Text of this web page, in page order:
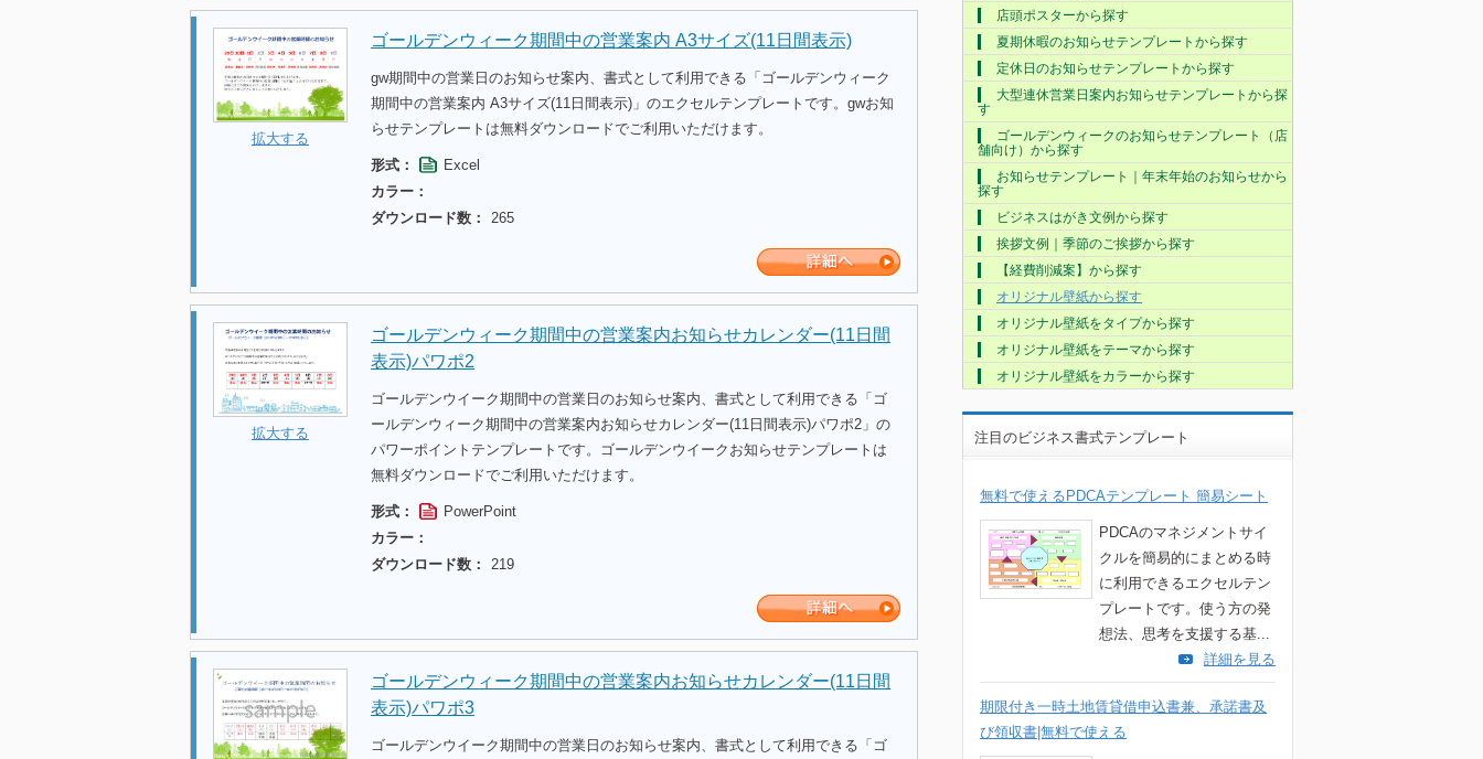
拡大する
ゴールデンウィーク期間中の営業案内 A3サイズ(11日間表示)
gw期間中の営業日のお知らせ案内、書式として利用できる「ゴールデンウィーク
期間中の営業案内 A3サイズ(11日間表示)」のエクセルテンプレートです。gwお知
らせテンプレートは無料ダウンロードでご利用いただけます。
形式：
Excel
カラー：
ダウンロード数：
265
拡大する
ゴールデンウィーク期間中の営業案内お知らせカレンダー(11日間
表示)パワポ2
ゴールデンウイーク期間中の営業日のお知らせ案内、書式として利用できる「ゴ
ールデンウィーク期間中の営業案内お知らせカレンダー(11日間表示)パワポ2」の
パワーポイントテンプレートです。ゴールデンウイークお知らせテンプレートは
無料ダウンロードでご利用いただけます。
形式：
PowerPoint
カラー：
ダウンロード数：
219
ゴールデンウィーク期間中の営業案内お知らせカレンダー(11日間
表示)パワポ3
ゴールデンウイーク期間中の営業日のお知らせ案内、書式として利用できる「ゴ
店頭ポスターから探す
夏期休暇のお知らせテンプレートから探す
定休日のお知らせテンプレートから探す
大型連休営業日案内お知らせテンプレートから探
す
ゴールデンウィークのお知らせテンプレート（店
舗向け）から探す
お知らせテンプレート｜年末年始のお知らせから
探す
ビジネスはがき文例から探す
挨拶文例｜季節のご挨拶から探す
【経費削減案】から探す
オリジナル壁紙から探す
オリジナル壁紙をタイプから探す
オリジナル壁紙をテーマから探す
オリジナル壁紙をカラーから探す
注目のビジネス書式テンプレート
無料で使えるPDCAテンプレート 簡易シート
PDCAのマネジメントサイ
クルを簡易的にまとめる時
に利用できるエクセルテン
プレートです。使う方の発
想法、思考を支援する基...
詳細を見る
期限付き一時土地賃貸借申込書兼、承諾書及
び領収書|無料で使える